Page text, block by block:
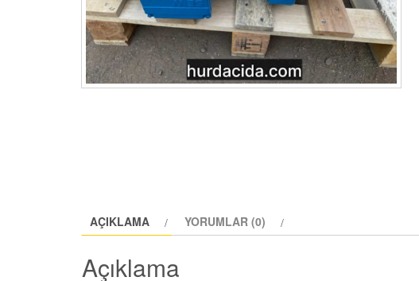
AÇIKLAMA YORUMLAR (0)
Açıklama